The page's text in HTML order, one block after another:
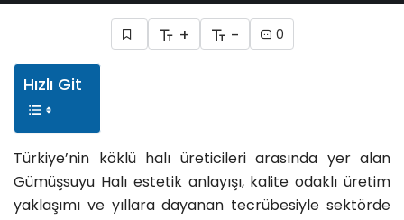
+ - 0
Hızlı Git
Türkiye’nin köklü halı üreticileri arasında yer alan
Gümüşsuyu Halı estetik anlayışı, kalite odaklı üretim
yaklaşımı ve yıllara dayanan tecrübesiyle sektörde